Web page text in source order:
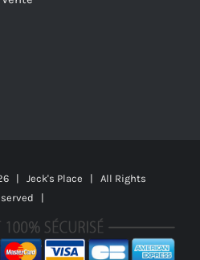
| Jeck's Place | All Rights
|